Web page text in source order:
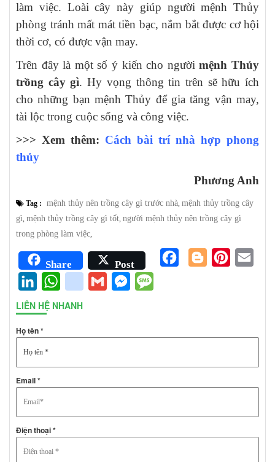
làm việc. Loài cây này giúp người mệnh Thủy
phòng tránh mất mát tiền bạc, nắm bắt được cơ hội
thời cơ, có được vận may.
Trên đây là một số ý kiến cho ngườimệnh Thủy
trồng cây gì. Hy vọng thông tin trên sẽ hữu ích
cho những bạn mệnh Thủy để gia tăng vận may,
tài lộc trong cuộc sống và công việc.
>>> Xem thêm: Cách bài trí nhà hợp phong
thủy
Phương Anh
Tag : mệnh thủy nên trồng cây gì trước nhà, mệnh thủy trồng cây
gì, mệnh thủy trồng cây gì tốt, người mệnh thủy nên trồng cây gì
trong phòng làm việc,
Share Post
FacebookBloggerPinterest
LinkedInWhatsAppgoogle_bookmarks
Gmail Messenger
LIÊN HỆ NHANH
Họ tên *
Email *
Điện thoại *